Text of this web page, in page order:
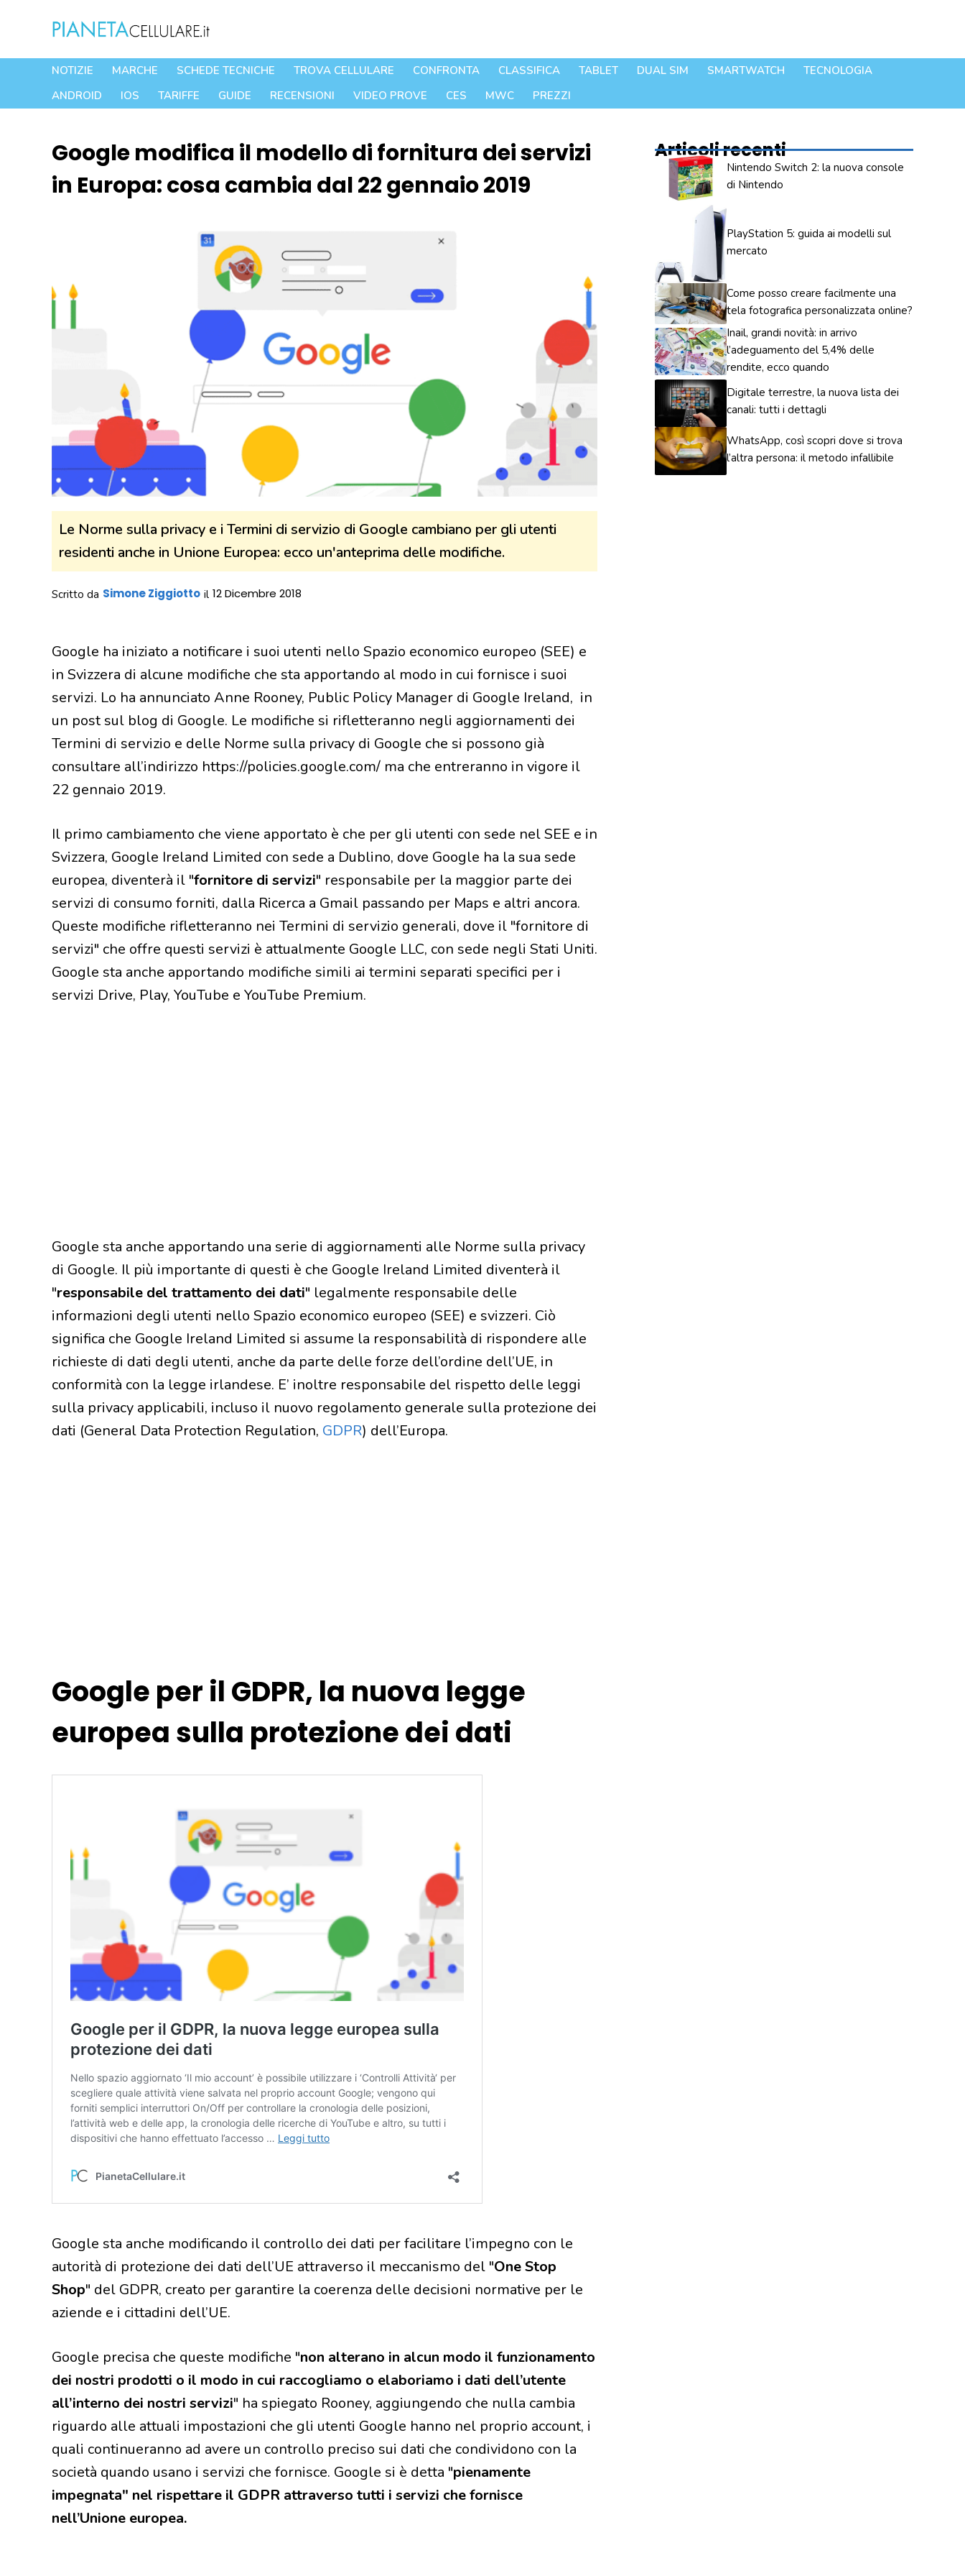
contenuto
NOTIZIE MARCHE SCHEDE TECNICHE TROVA CELLULARE CONFRONTA CLASSIFICA TABLET DUAL SIM SMARTWATCH
TECNOLOGIA
ANDROID
IOS TARIFFE GUIDE RECENSIONI VIDEO PROVE CES MWC PREZZI
Google modifica il modello di fornitura dei servizi
in Europa: cosa cambia dal 22 gennaio 2019
Le Norme sulla privacy e i Termini di servizio di Google cambiano per gli utenti
residenti anche in Unione Europea: ecco un'anteprima delle modifiche.
Scritto da Simone Ziggiotto il 12 Dicembre 2018
Google ha iniziato a notificare i suoi utenti nello Spazio economico europeo (SEE) e
in Svizzera di alcune modifiche che sta apportando al modo in cui fornisce i suoi
servizi. Lo ha annunciato Anne Rooney, Public Policy Manager di Google Ireland, in
un post sul blog di Google. Le modifiche si rifletteranno negli aggiornamenti dei
Termini di servizio e delle Norme sulla privacy di Google che si possono già
consultare all’indirizzo https://policies.google.com/ ma che entreranno in vigore il
22 gennaio 2019.
Il primo cambiamento che viene apportato è che per gli utenti con sede nel SEE e in
Svizzera, Google Ireland Limited con sede a Dublino, dove Google ha la sua sede
europea, diventerà il "fornitore di servizi" responsabile per la maggior parte dei
servizi di consumo forniti, dalla Ricerca a Gmail passando per Maps e altri ancora.
Queste modifiche rifletteranno nei Termini di servizio generali, dove il "fornitore di
servizi" che offre questi servizi è attualmente Google LLC, con sede negli Stati Uniti.
Google sta anche apportando modifiche simili ai termini separati specifici per i
servizi Drive, Play, YouTube e YouTube Premium.
Google sta anche apportando una serie di aggiornamenti alle Norme sulla privacy
di Google. Il più importante di questi è che Google Ireland Limited diventerà il
"responsabile del trattamento dei dati" legalmente responsabile delle
informazioni degli utenti nello Spazio economico europeo (SEE) e svizzeri. Ciò
significa che Google Ireland Limited si assume la responsabilità di rispondere alle
richieste di dati degli utenti, anche da parte delle forze dell’ordine dell’UE, in
conformità con la legge irlandese. E’ inoltre responsabile del rispetto delle leggi
sulla privacy applicabili, incluso il nuovo regolamento generale sulla protezione dei
dati (General Data Protection Regulation, GDPR) dell’Europa.
Google per il GDPR, la nuova legge
europea sulla protezione dei dati
Google sta anche modificando il controllo dei dati per facilitare l’impegno con le
autorità di protezione dei dati dell’UE attraverso il meccanismo del "One Stop
Shop" del GDPR, creato per garantire la coerenza delle decisioni normative per le
aziende e i cittadini dell’UE.
Google precisa che queste modifiche "non alterano in alcun modo il funzionamento
dei nostri prodotti o il modo in cui raccogliamo o elaboriamo i dati dell’utente
all’interno dei nostri servizi" ha spiegato Rooney, aggiungendo che nulla cambia
riguardo alle attuali impostazioni che gli utenti Google hanno nel proprio account, i
quali continueranno ad avere un controllo preciso sui dati che condividono con la
società quando usano i servizi che fornisce. Google si è detta "pienamente
impegnata" nel rispettare il GDPR attraverso tutti i servizi che fornisce
nell’Unione europea.
Articoli recenti
Nintendo Switch 2: la nuova console
di Nintendo
PlayStation 5: guida ai modelli sul
mercato
Come posso creare facilmente una
tela fotografica personalizzata online?
Inail, grandi novità: in arrivo
l’adeguamento del 5,4% delle
rendite, ecco quando
Digitale terrestre, la nuova lista dei
canali: tutti i dettagli
WhatsApp, così scopri dove si trova
l’altra persona: il metodo infallibile